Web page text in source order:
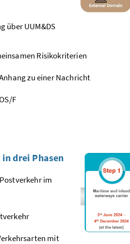
über UUM&DS
Risikokriterien
zu einer Nachricht
F
drei Phasen
im
mit